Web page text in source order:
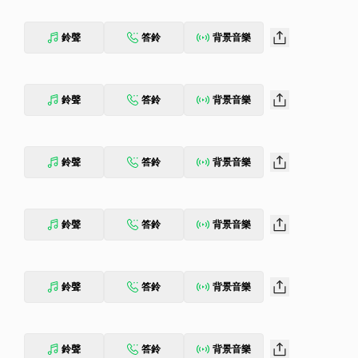
鈴聲 答鈴 背景音樂
鈴聲 答鈴 背景音樂
鈴聲 答鈴 背景音樂
鈴聲 答鈴 背景音樂
鈴聲 答鈴 背景音樂
鈴聲 答鈴 背景音樂